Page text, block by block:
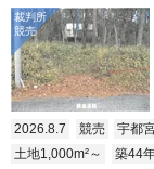
2026.8.7 競売 宇都
土地1,000m²～
築44